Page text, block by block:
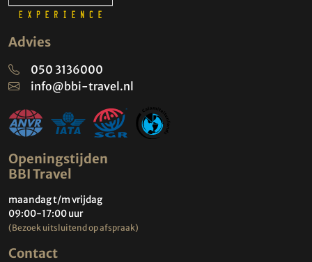
Advies
050 3136000
info@bbi-travel.nl
Openingstijden
BBI Travel
maandag t/m vrijdag
09:00-17:00 uur
(Bezoek uitsluitend op afspraak)
Contact